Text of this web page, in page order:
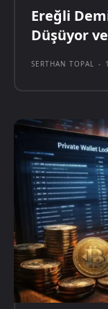
Ereğli
Düşüyor
SERTHAN TOPAL -